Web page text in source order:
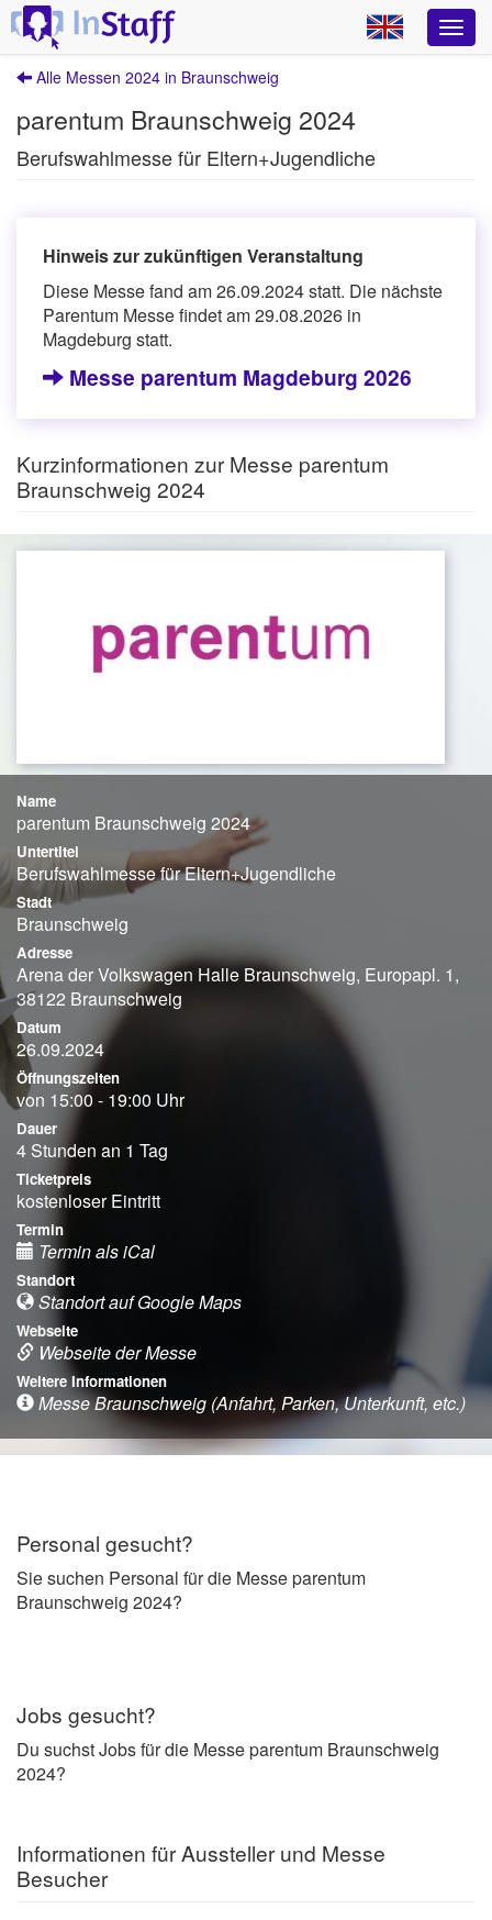
Alle Messen 2024 in Braunschweig
parentum Braunschweig 2024
Berufswahlmesse für Eltern+Jugendliche
Hinweis zur zukünftigen Veranstaltung
Diese Messe fand am 26.09.2024 statt. Die nächste
Parentum Messe findet am 29.08.2026 in
Magdeburg statt.
Messe parentum Magdeburg 2026
Kurzinformationen zur Messe parentum
Braunschweig 2024
Name
parentum Braunschweig 2024
Untertitel
Berufswahlmesse für Eltern+Jugendliche
Stadt
Braunschweig
Adresse
Arena der Volkswagen Halle Braunschweig, Europapl. 1,
38122 Braunschweig
Datum
26.09.2024
Öffnungszeiten
von 15:00 - 19:00 Uhr
Dauer
4 Stunden an 1 Tag
Ticketpreis
kostenloser Eintritt
Termin
Termin als iCal
Standort
Standort auf Google Maps
Webseite
Webseite der Messe
Weitere Informationen
Messe Braunschweig (Anfahrt, Parken, Unterkunft, etc.)
Personal gesucht?
Sie suchen Personal für die Messe parentum
Braunschweig 2024?
Jobs gesucht?
Du suchst Jobs für die Messe parentum Braunschweig
2024?
Informationen für Aussteller und Messe
Besucher